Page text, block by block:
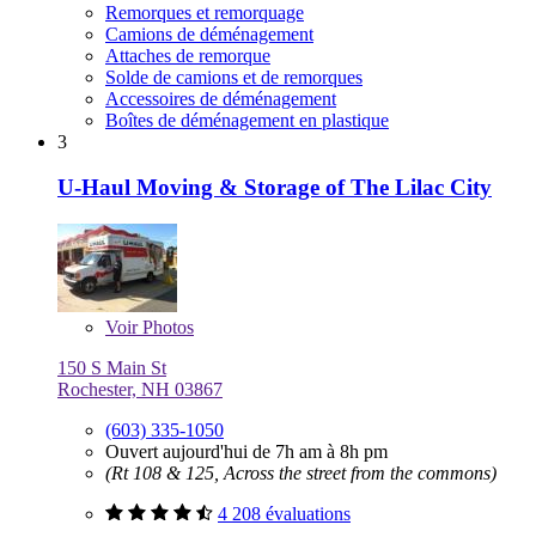
Remorques et remorquage
Camions de déménagement
Attaches de remorque
Solde de camions et de remorques
Accessoires de déménagement
Boîtes de déménagement en plastique
3
U-Haul Moving & Storage of The Lilac City
VoirPhotos
150 S Main St
Rochester, NH 03867
(603) 335-1050
Ouvert aujourd'hui de 7h am à 8h pm
(Rt 108 & 125, Across the street from the commons)
4 208 évaluations